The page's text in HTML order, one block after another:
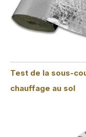
Test de la sous-
chauffage au sol